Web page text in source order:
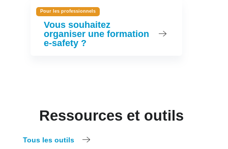
Pour les professionnels
Vous souhaitez
organiser une formation
e-safety ?
Ressources et outils
Tous les outils